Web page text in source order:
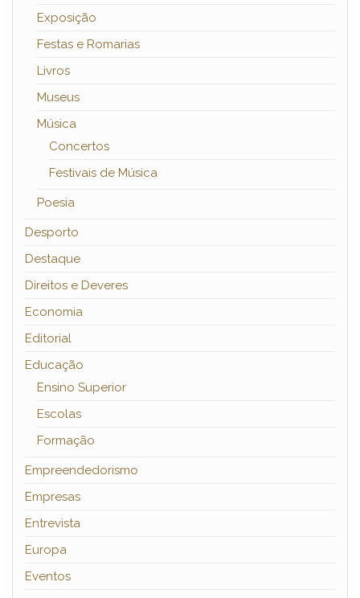
Exposição
Festas e Romarias
Livros
Museus
Música
Concertos
Festivais de Música
Poesia
Desporto
Destaque
Direitos e Deveres
Economia
Editorial
Educação
Ensino Superior
Escolas
Formação
Empreendedorismo
Empresas
Entrevista
Europa
Eventos